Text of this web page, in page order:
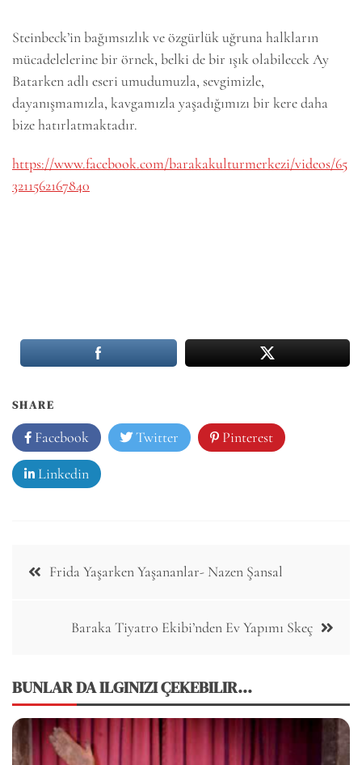
Steinbeck’in bağımsızlık ve özgürlük uğruna halkların
mücadelelerine bir örnek, belki de bir ışık olabilecek Ay
Batarken adlı eseri umudumuzla, sevgimizle,
dayanışmamızla, kavgamızla yaşadığımızı bir kere daha
bize hatırlatmaktadır.
https://www.facebook.com/barakakulturmerkezi/videos/65
3211562167840
SHARE
Facebook Twitter Pinterest
Linkedin
Post Frida Yaşarken Yaşananlar- Nazen Şansal
Baraka Tiyatro Ekibi’nden Ev Yapımı Skeç
BUNLAR DA ILGINIZI ÇEKEBILIR...